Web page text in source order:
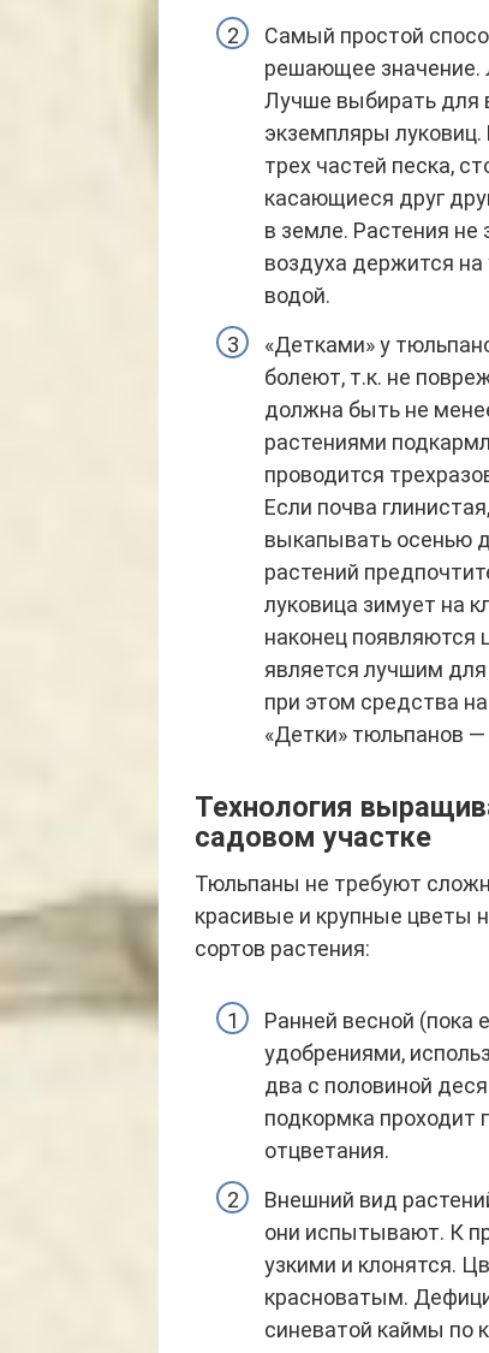
Самый простой
решающее значение.
Лучше выбирать для
экземпляры
трех частей песка,
касающиеся друг
в земле. Растения не
воздуха держится
водой.
«Детками» у
болеют, т.к. не
должна быть не
растениями
проводится
Если почва
выкапывать осенью
растений
луковица зимует на
наконец появляются
является лучшим для
при этом средства
«Детки» тюльпанов
Технология
садовом участке
Тюльпаны не требуют
красивые и крупные цветы
сортов растения:
Ранней весной (пока
удобрениями,
два с половиной
подкормка проходит
отцветания.
Внешний вид
они испытывают. К
узкими и клонятся.
красноватым.
синеватой каймы по